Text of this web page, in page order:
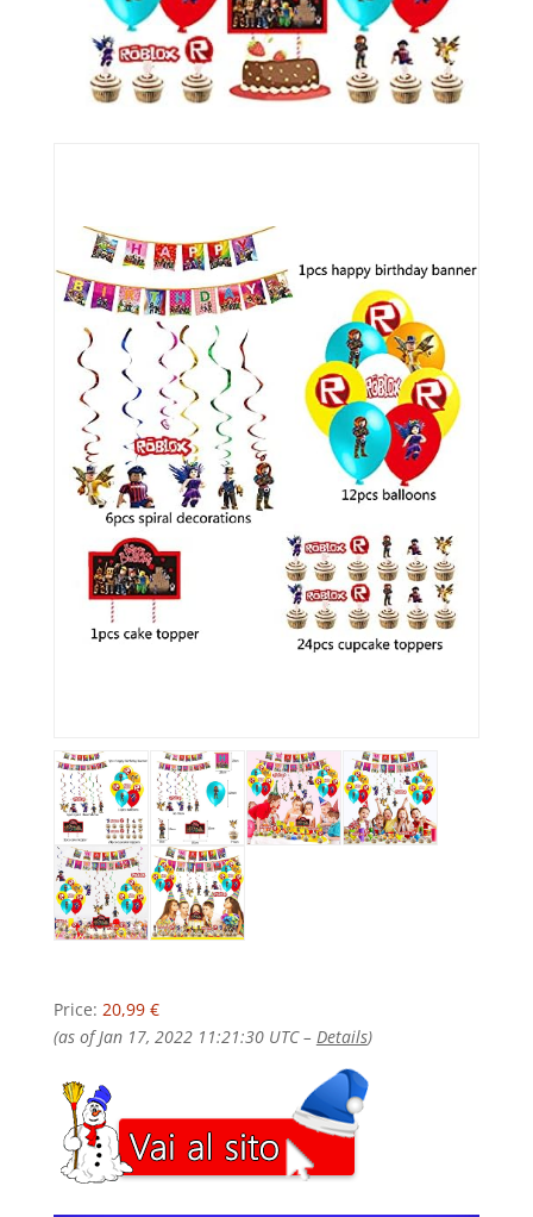
Price: 20,99 €
(as of Jan 17, 2022 11:21:30 UTC – Details)